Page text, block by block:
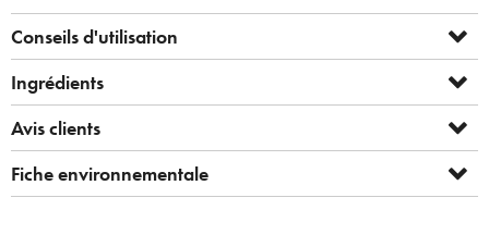
Conseils d'utilisation
Ingrédients
Avis clients
Fiche environnementale